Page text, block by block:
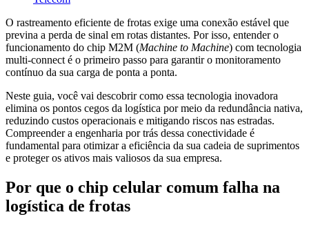
O rastreamento eficiente de frotas exige uma conexão estável que
previna a perda de sinal em rotas distantes. Por isso, entender o
funcionamento do chip M2M (Machine to Machine) com tecnologia
multi-connect é o primeiro passo para garantir o monitoramento
contínuo da sua carga de ponta a ponta.
Neste guia, você vai descobrir como essa tecnologia inovadora
elimina os pontos cegos da logística por meio da redundância nativa,
reduzindo custos operacionais e mitigando riscos nas estradas.
Compreender a engenharia por trás dessa conectividade é
fundamental para otimizar a eficiência da sua cadeia de suprimentos
e proteger os ativos mais valiosos da sua empresa.
Por que o chip celular comum falha na
logística de frotas